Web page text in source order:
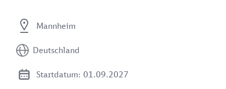
Mannheim
Deutschland
Startdatum: 01.09.2027